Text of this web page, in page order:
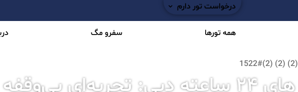
درخواست تور دارم
همه تورها سفرو مگ
بهترین رستوران های ۲۴ ساعته دبی: تجربه‌ای بی‌وقفه